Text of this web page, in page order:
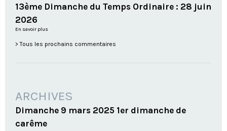
13ème Dimanche du Temps Ordinaire : 28 juin
2026
En savoir plus
Tous les prochains commentaires
ARCHIVES
Dimanche 9 mars 2025 1er dimanche de
carême